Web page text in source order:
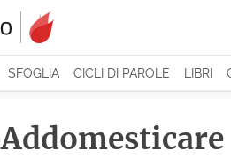
SFOGLIA CICLI DI PAROLE LIBRI
Addomesticare